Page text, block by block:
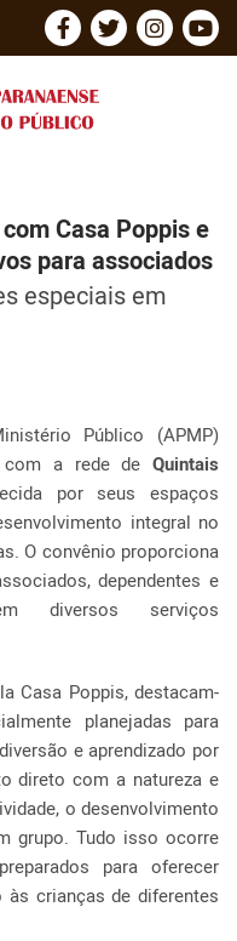
Casa Poppis e
para associados
especiais em
Público (APMP)
com a rede de Quintais
por seus espaços
integral no
O convênio proporciona
dependentes e
diversos serviços
Casa Poppis, destacam-
planejadas para
e aprendizado por
direto com a natureza e
o desenvolvimento
grupo. Tudo isso ocorre
para oferecer
crianças de diferentes